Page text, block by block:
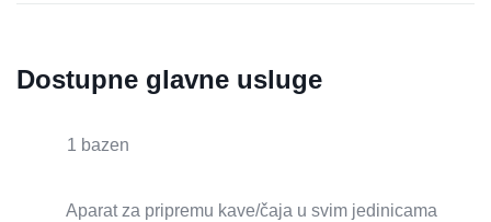
Dostupne glavne usluge
1 bazen
Aparat za pripremu kave/čaja u svim jedinicama